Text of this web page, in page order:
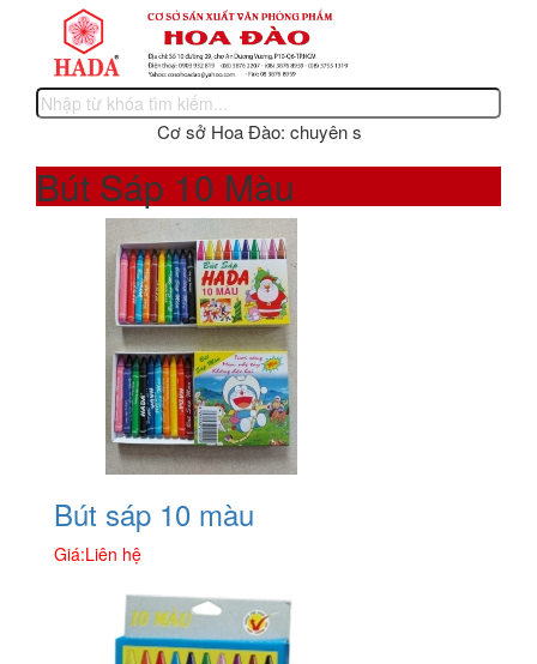
Cơ sở Hoa Đào: chuyên sản xuất các sản
Bút Sáp 10 Màu
Bút sáp 10 màu
Giá:Liên hệ